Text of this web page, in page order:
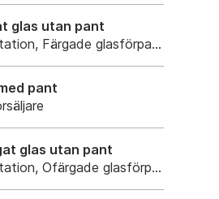
glas utan pant
Färgade glasförpackningar
pant
glas utan pant
Ofärgade glasförpackning